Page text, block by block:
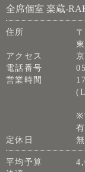
全席個室 楽蔵
住所
アクセス
電話番号
営業時間
※
定休日
平均予算